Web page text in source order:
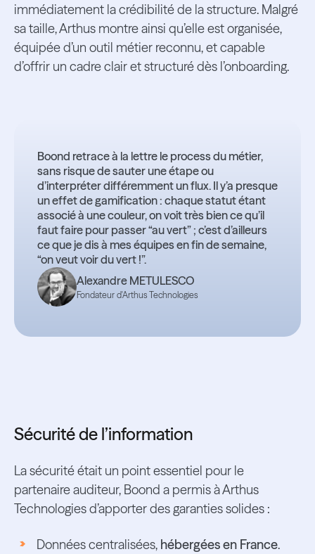
immédiatement la crédibilité de la structure. Malgré
sa taille, Arthus montre ainsi qu’elle est organisée,
équipée d’un outil métier reconnu, et capable
d’offrir un cadre clair et structuré dès l’onboarding.
Boond retrace à la lettre le process du métier,
sans risque de sauter une étape ou
d’interpréter différemment un flux. Il y’a presque
un effet de gamification : chaque statut étant
associé à une couleur, on voit très bien ce qu’il
faut faire pour passer “au vert” ; c’est d’ailleurs
ce que je dis à mes équipes en fin de semaine,
“on veut voir du vert !”.
Alexandre METULESCO
Fondateur d'Arthus Technologies
Sécurité de l’information
La sécurité était un point essentiel pour le
partenaire auditeur, Boond a permis à Arthus
Technologies d’apporter des garanties solides :
Données centralisées, hébergées en France.